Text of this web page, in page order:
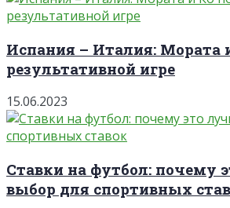
Испания – Италия: Мората
результативной игре
15.06.2023
Ставки на футбол: почему
выбор для спортивных